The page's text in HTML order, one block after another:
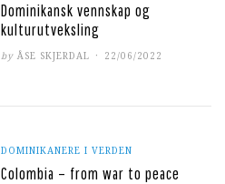
Dominikansk vennskap og
kulturutveksling
by ÅSE SKJERDAL
POSTED
22/06/2022
DOMINIKANERE I VERDEN
Colombia – from war to peace